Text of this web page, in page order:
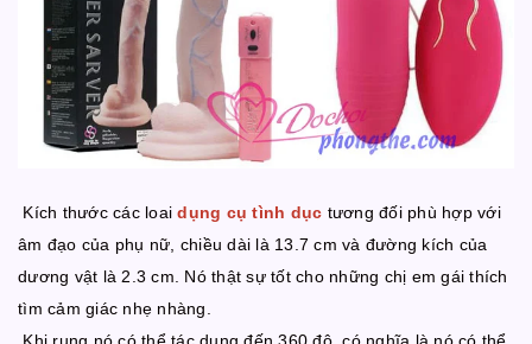
Kích thước các loaidụng cụ tình dục tương đối phù hợp với
âm đạo của phụ nữ, chiều dài là 13.7 cm và đường kích của
dương vật là 2.3 cm. Nó thật sự tốt cho những chị em gái thích
tìm cảm giác nhẹ nhàng.